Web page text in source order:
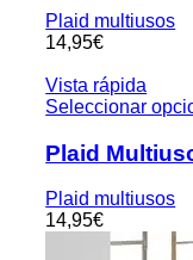
Plaid multiusos
14,95€
Vista rápida
Seleccionar
Plaid
Plaid multiusos
14,95€